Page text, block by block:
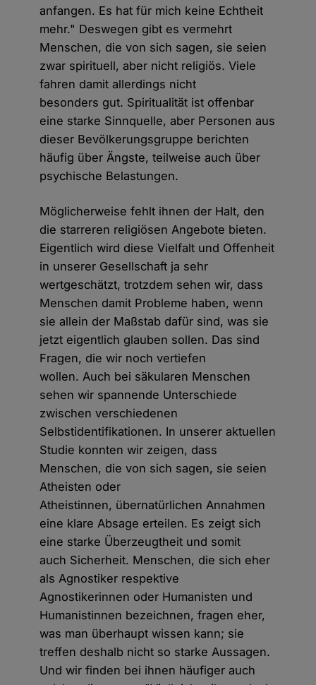
anfangen. Es hat für mich keine Echtheit
mehr." Deswegen gibt es vermehrt
Menschen, die von sich sagen, sie seien
zwar spirituell, aber nicht religiös. Viele
fahren damit allerdings nicht
besonders gut. Spiritualität ist offenbar
eine starke Sinnquelle, aber Personen aus
dieser Bevölkerungsgruppe berichten
häufig über Ängste, teilweise auch über
psychische Belastungen.
Möglicherweise fehlt ihnen der Halt, den
die starreren religiösen Angebote bieten.
Eigentlich wird diese Vielfalt und Offenheit
in unserer Gesellschaft ja sehr
wertgeschätzt, trotzdem sehen wir, dass
Menschen damit Probleme haben, wenn
sie allein der Maßstab dafür sind, was sie
jetzt eigentlich glauben sollen. Das sind
Fragen, die wir noch vertiefen
wollen. Auch bei säkularen Menschen
sehen wir spannende Unterschiede
zwischen verschiedenen
Selbstidentifikationen. In unserer aktuellen
Studie konnten wir zeigen, dass
Menschen, die von sich sagen, sie seien
Atheisten oder
Atheistinnen, übernatürlichen Annahmen
eine klare Absage erteilen. Es zeigt sich
eine starke Überzeugtheit und somit
auch Sicherheit. Menschen, die sich eher
als Agnostiker respektive
Agnostikerinnen oder Humanisten und
Humanistinnen bezeichnen, fragen eher,
was man überhaupt wissen kann; sie
treffen deshalb nicht so starke Aussagen.
Und wir finden bei ihnen häufiger auch